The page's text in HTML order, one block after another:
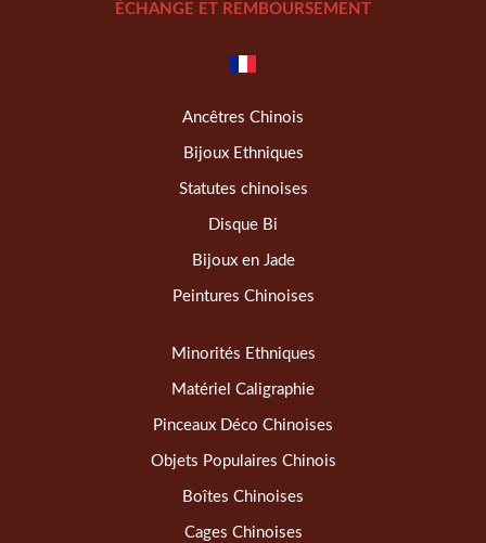
ÉCHANGE ET REMBOURSEMENT
Ancêtres Chinois
Bijoux Ethniques
Statutes chinoises
Disque Bi
Bijoux en Jade
Peintures Chinoises
Minorités Ethniques
Matériel Caligraphie
Pinceaux Déco Chinoises
Objets Populaires Chinois
Boîtes Chinoises
Cages Chinoises